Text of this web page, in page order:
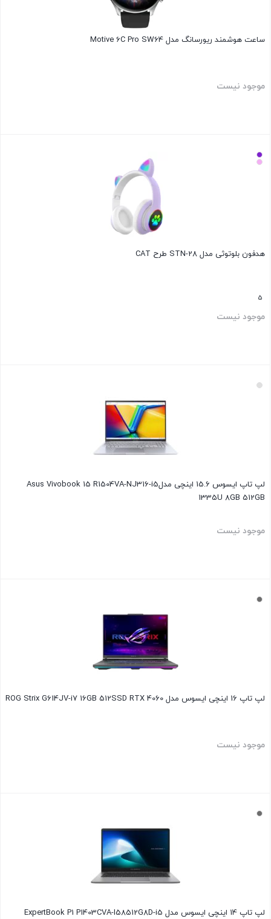
ساعت هوشمند ریورسانگ مدل Motive 6C Pro SW64
موجود نیست
هدفون بلوتوثی مدل STN-28 طرح CAT
5
موجود نیست
لپ تاپ ایسوس 15.6 اینچی مدلAsus Vivobook 15 R1504VA-NJ316-i5
1335U 8GB 512GB
موجود نیست
لپ تاپ 16 اینچی ایسوس مدل ROG Strix G614JV-i7 16GB 512SSD RTX 4060
موجود نیست
لپ تاپ 14 اینچی ایسوس مدل ExpertBook P1 P1403CVA-I58512G8D-i5